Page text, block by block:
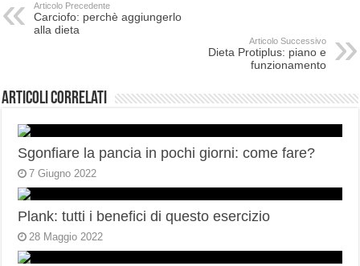
Articolo Precedente
Carciofo: perchè aggiungerlo
alla dieta
Articolo Successivo
Dieta Protiplus: piano e
funzionamento
Articoli correlati
Sgonfiare la pancia in pochi giorni: come fare?
7 Giugno 2022
Plank: tutti i benefici di questo esercizio
28 Maggio 2022